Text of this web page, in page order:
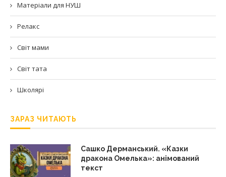
Матеріали для НУШ
Релакс
Світ мами
Світ тата
Школярі
ЗАРАЗ ЧИТАЮТЬ
Сашко Дерманський. «Казки
дракона Омелька»: анімований
текст